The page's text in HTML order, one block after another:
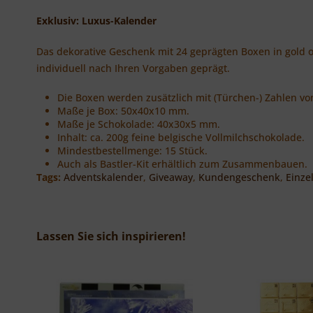
Exklusiv: Luxus-Kalender
Das dekorative Geschenk mit 24 geprägten Boxen in
individuell nach Ihren Vorgaben geprägt.
Die Boxen werden zusätzlich mit (Türchen-) Zahlen
Maße je Box: 50x40x10 mm.
Maße je Schokolade: 40x30x5 mm.
Inhalt: ca. 200g feine belgische Vollmilchschokolade.
Mindestbestellmenge: 15 Stück.
Auch als Bastler-Kit erhältlich zum Zusammenbauen.
Tags: Adventskalender, Giveaway, Kundengeschenk,
Lassen Sie sich inspirieren!